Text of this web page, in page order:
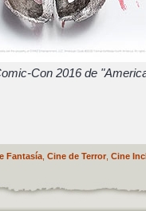
Con 2016 de
Fantasía, Cine de Terror, Cine